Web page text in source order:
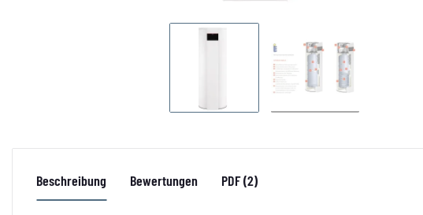
Beschreibung Bewertungen PDF (2)